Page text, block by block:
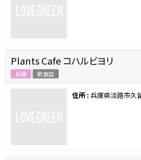
Plants Cafe コハルビヨリ
兵庫 飲食店
住所 : 兵庫県淡路市久